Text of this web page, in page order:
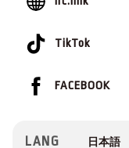
TikTok
FACEBOOK
LANG